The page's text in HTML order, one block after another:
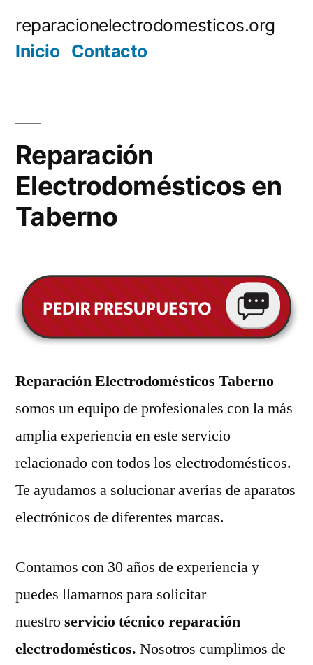
reparacionelectrodomesticos.org
Inicio Contacto
Reparación
Electrodomésticos en
Taberno
Reparación Electrodomésticos Taberno
somos un equipo de profesionales con la más
amplia experiencia en este servicio
relacionado con todos los electrodomésticos.
Te ayudamos a solucionar averías de aparatos
electrónicos de diferentes marcas.
Contamos con 30 años de experiencia y
puedes llamarnos para solicitar
nuestroservicio técnico reparación
electrodomésticos. Nosotros cumplimos de